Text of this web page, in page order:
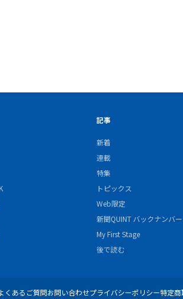
記事
新着
連載
特集
トピックス
Web限定
新聞QUINT バックナンバー
My First Stage
後で読む
くあるご質問お問い合わせプライバシーポリシー特定